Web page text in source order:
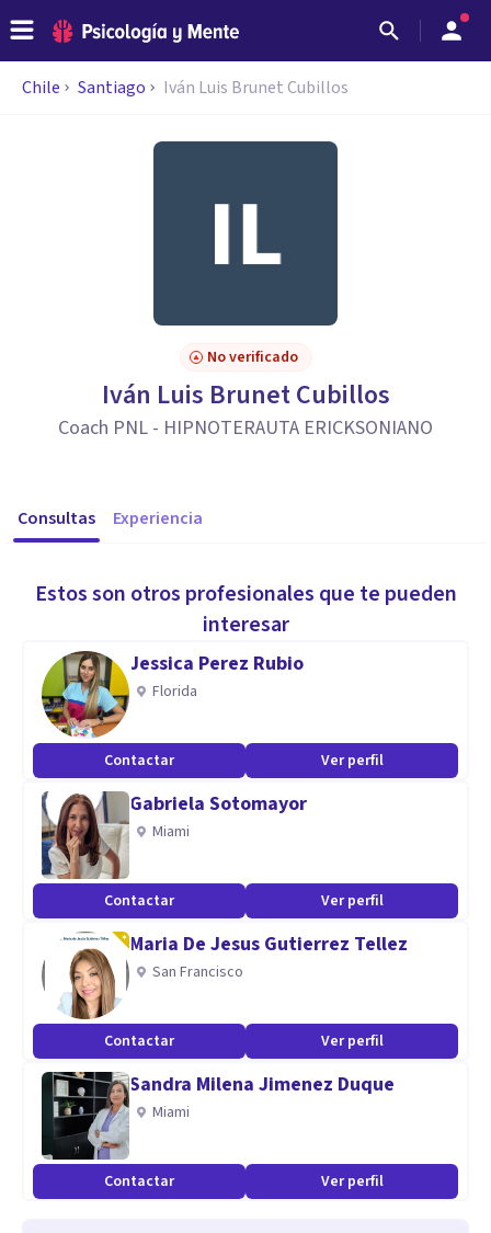
Chile Santiago Iván Luis Brunet Cubillos
No verificado
Iván Luis Brunet Cubillos
Coach PNL - HIPNOTERAUTA ERICKSONIANO
Consultas Experiencia
Estos son otros profesionales que te pueden
interesar
Jessica Perez Rubio
Florida
Contactar Ver perfil
Gabriela Sotomayor
Miami
Contactar Ver perfil
Maria De Jesus Gutierrez Tellez
San Francisco
Contactar Ver perfil
Sandra Milena Jimenez Duque
Miami
Contactar Ver perfil